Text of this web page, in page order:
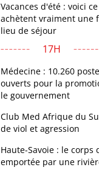
Vacances d'été : voici
achètent vraiment une
lieu de séjour
17H
Médecine : 10.260
ouverts pour la
le gouvernement
Club Med Afrique du
de viol et agression
Haute-Savoie : le corps
emportée par une